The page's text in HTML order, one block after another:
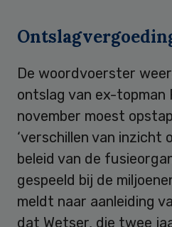
De woordvoerster
ontslag van ex-topman
november moest
‘verschillen van inzicht
beleid van de
gespeeld bij de
meldt naar aanleiding
dat Wetser, die twee